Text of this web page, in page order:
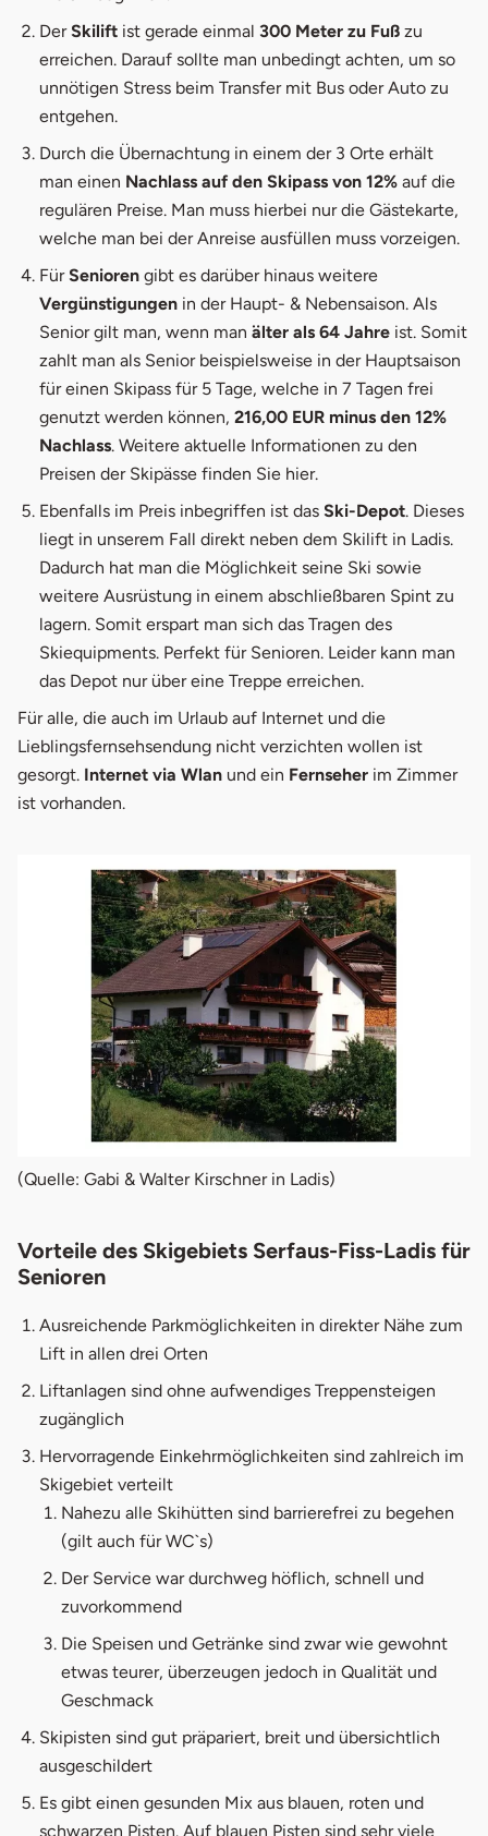
DerSkilift ist gerade einmal 300 Meter zu Fuß zu
erreichen. Darauf sollte man unbedingt achten, um so
unnötigen Stress beim Transfer mit Bus oder Auto zu
entgehen.
Durch die Übernachtung in einem der 3 Orte erhält
man einen Nachlass auf den Skipass von 12% auf die
regulären Preise. Man muss hierbei nur die Gästekarte,
welche man bei der Anreise ausfüllen muss vorzeigen.
FürSenioren gibt es darüber hinaus weitere
Vergünstigungen in der Haupt- & Nebensaison. Als
Senior gilt man, wenn man älter als 64 Jahre ist. Somit
zahlt man als Senior beispielsweise in der Hauptsaison
für einen Skipass für 5 Tage, welche in 7 Tagen frei
genutzt werden können, 216,00 EUR minus den 12%
Nachlass. Weitere aktuelle Informationen zu den
Preisen der Skipässe finden Sie hier.
Ebenfalls im Preis inbegriffen ist das Ski-Depot. Dieses
liegt in unserem Fall direkt neben dem Skilift in Ladis.
Dadurch hat man die Möglichkeit seine Ski sowie
weitere Ausrüstung in einem abschließbaren Spint zu
lagern. Somit erspart man sich das Tragen des
Skiequipments. Perfekt für Senioren. Leider kann man
das Depot nur über eine Treppe erreichen.
Für alle, die auch im Urlaub auf Internet und die
Lieblingsfernsehsendung nicht verzichten wollen ist
gesorgt. Internet via Wlan und ein Fernseher im Zimmer
ist vorhanden.
(Quelle: Gabi & Walter Kirschner in Ladis)
Vorteile des Skigebiets Serfaus-Fiss-Ladis für
Senioren
Ausreichende Parkmöglichkeiten in direkter Nähe zum
Lift in allen drei Orten
Liftanlagen sind ohne aufwendiges Treppensteigen
zugänglich
Hervorragende Einkehrmöglichkeiten sind zahlreich im
Skigebiet verteilt
Nahezu alle Skihütten sind barrierefrei zu begehen
(gilt auch für WC`s)
Der Service war durchweg höflich, schnell und
zuvorkommend
Die Speisen und Getränke sind zwar wie gewohnt
etwas teurer, überzeugen jedoch in Qualität und
Geschmack
Skipisten sind gut präpariert, breit und übersichtlich
ausgeschildert
Es gibt einen gesunden Mix aus blauen, roten und
schwarzen Pisten. Auf blauen Pisten sind sehr viele